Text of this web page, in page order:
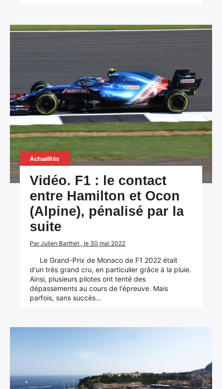
Actualités
Vidéo. F1 : le contact
entre Hamilton et Ocon
(Alpine), pénalisé par la
suite
Par Julien Barthet , le 30 mai 2022
Le Grand-Prix de Monaco de F1 2022 était
d'un très grand cru, en particulier grâce à la pluie.
Ainsi, plusieurs pilotes ont tenté des
dépassements au cours de l'épreuve. Mais
parfois, sans succès...